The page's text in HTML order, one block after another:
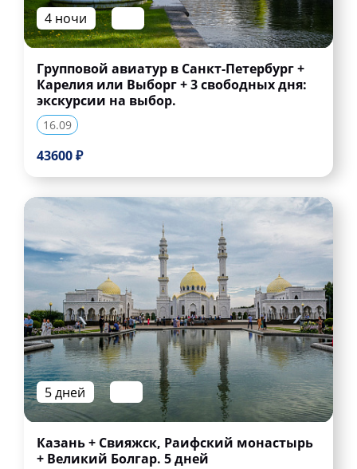
4 ночи
Групповой авиатур в Санкт-Петербург +
Карелия или Выборг + 3 свободных дня:
экскурсии на выбор.
16.09
43600 ₽
5 дней
Казань + Свияжск, Раифский монастырь
+ Великий Болгар. 5 дней